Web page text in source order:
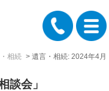
相続 遺言・相続: 2024年4月
談会」